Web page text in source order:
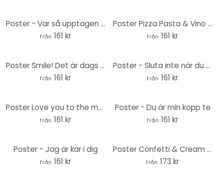
Poster - Var så upptagen med att älska ditt liv
från 161 kr
Poster Pizza Pasta & Vino vit
från 161 kr
Poster Smile! Det är dags för vin.
från 161 kr
Poster - Sluta inte när du är trött
från 161 kr
Poster Love you to the moon and back - handstil - svart negativ
från 161 kr
Poster - Du är min kopp te
från 161 kr
Poster - Jag är kär i dig
från 161 kr
Poster Confetti & Cream - Säg alltid ja till att dansa
från 173 kr